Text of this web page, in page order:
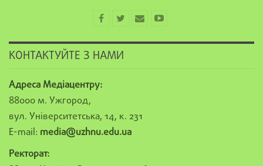
КОНТАКТУЙТЕ З НАМИ
Адреса Медіацентру:
88000 м. Ужгород,
вул. Університетська, 14, к. 231
E-mail: media@uzhnu.edu.ua
Ректорат: